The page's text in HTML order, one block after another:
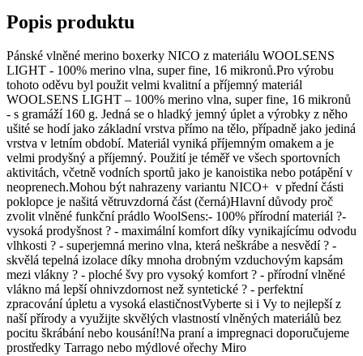
Popis produktu
Pánské vlněné merino boxerky NICO z materiálu WOOLSENS
LIGHT - 100% merino vlna, super fine, 16 mikronů.Pro výrobu
tohoto oděvu byl použit velmi kvalitní a příjemný materiál
WOOLSENS LIGHT – 100% merino vlna, super fine, 16 mikronů
- s gramáží 160 g. Jedná se o hladký jemný úplet a výrobky z něho
ušité se hodí jako základní vrstva přímo na tělo, případně jako jediná
vrstva v letním období. Materiál vyniká příjemným omakem a je
velmi prodyšný a příjemný. Použití je téměř ve všech sportovních
aktivitách, včetně vodních sportů jako je kanoistika nebo potápění v
neoprenech.Mohou být nahrazeny variantu NICO+ v přední části
poklopce je našitá větruvzdorná část (černá)Hlavní důvody proč
zvolit vlněné funkční prádlo WoolSens:- 100% přírodní materiál ?-
vysoká prodyšnost ? - maximální komfort díky vynikajícímu odvodu
vlhkosti ? - superjemná merino vlna, která neškrábe a nesvědí ? -
skvělá tepelná izolace díky mnoha drobným vzduchovým kapsám
mezi vlákny ? - ploché švy pro vysoký komfort ? - přírodní vlněné
vlákno má lepší ohnivzdornost než syntetické ? - perfektní
zpracování úpletu a vysoká elastičnostVyberte si i Vy to nejlepší z
naší přírody a využijte skvělých vlastností vlněných materiálů bez
pocitu škrábání nebo kousání!Na praní a impregnaci doporučujeme
prostředky Tarrago nebo mýdlové ořechy Miro